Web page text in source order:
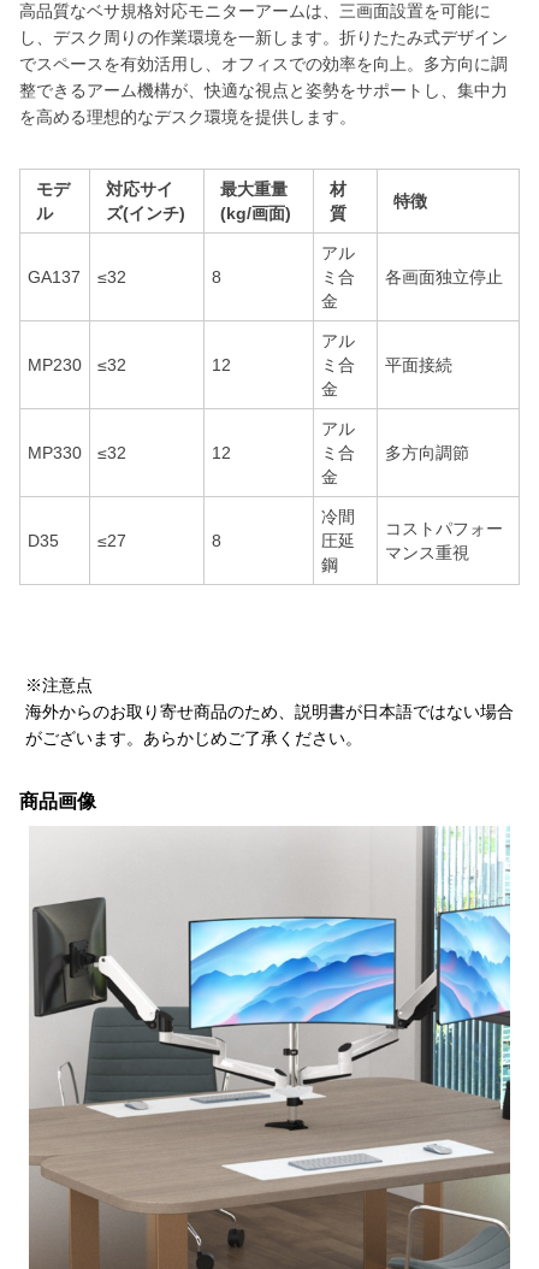
高品質なベサ規格対応モニターアームは、三画面設置を可能に
し、デスク周りの作業環境を一新します。折りたたみ式デザイン
でスペースを有効活用し、オフィスでの効率を向上。多方向に調
整できるアーム機構が、快適な視点と姿勢をサポートし、集中力
を高める理想的なデスク環境を提供します。
モデ
ル
対応サイ
ズ(インチ)
最大重量
(kg/画面)
材
質
特徴
GA137 ≤32 8
アル
ミ合
金
各画面独立停止
MP230 ≤32 12
アル
ミ合
金
平面接続
MP330 ≤32 12
アル
ミ合
金
多方向調節
D35 ≤27 8
冷間
圧延
鋼
コストパフォー
マンス重視
※注意点
海外からのお取り寄せ商品のため、説明書が日本語ではない場合
がございます。あらかじめご了承ください。
商品画像